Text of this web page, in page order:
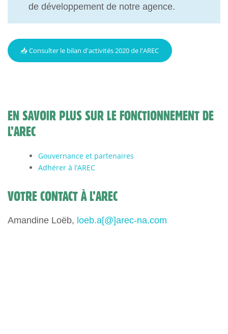
de développement de notre agence.
📥 Consulter le bilan d'activités 2020 de l'AREC
EN SAVOIR PLUS SUR LE FONCTIONNEMENT DE
L’AREC
Gouvernance et partenaires
Adhérer à l’AREC
VOTRE CONTACT À L’AREC
Amandine Loëb, loeb.a[@]arec-na.com